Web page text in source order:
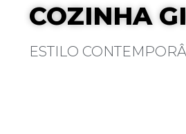
COZINHA
ESTILO